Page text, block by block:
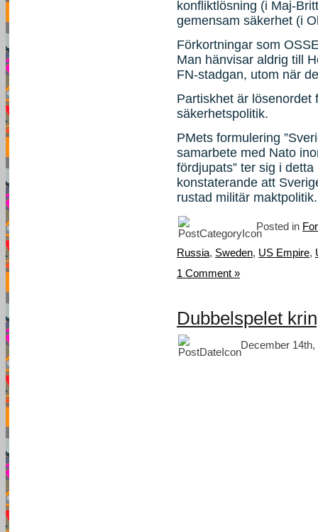
konfliktlösning (i Maj-
gemensam säkerhet (i
Förkortningar som
Man hänvisar aldrig till
FN-stadgan, utom när
Partiskhet är lösenordet
säkerhetspolitik.
PMets formulering
samarbete med Nato
fördjupats” ter sig i
konstaterande att
rustad militär
Posted in
Russia, Sweden, US Empire,
1 Comment »
Dubbelspelet
December